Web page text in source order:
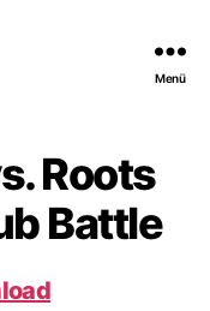
Menü
Roots
Battle